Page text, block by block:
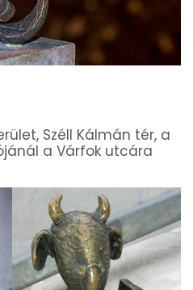
Széll Kálmán tér, a
a Várfok utcára